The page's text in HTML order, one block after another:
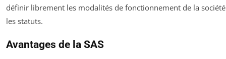
définir librement les modalités de fonctionnement de la
les statuts.
Avantages de la SAS